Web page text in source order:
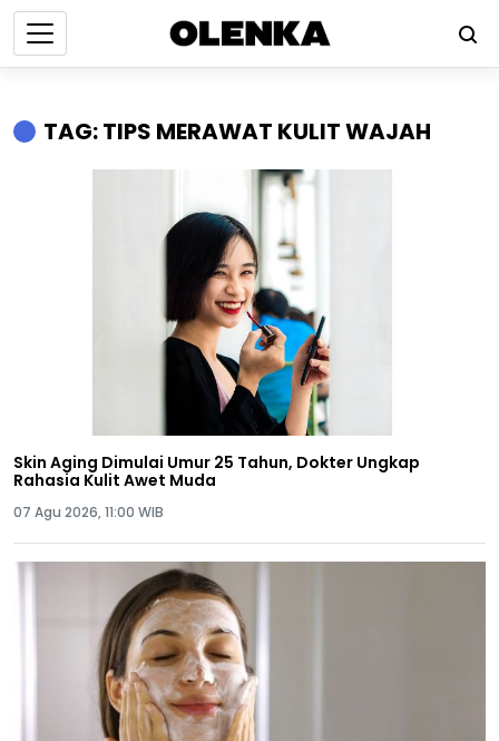
TAG: TIPS MERAWAT KULIT WAJAH
Skin Aging Dimulai Umur 25 Tahun, Dokter Ungkap
Rahasia Kulit Awet Muda
07 Agu 2026, 11:00 WIB